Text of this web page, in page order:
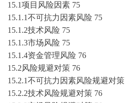
15.1项目风险因素 75
15.1.1不可抗力因素风险 75
15.1.2技术风险 75
15.1.3市场风险 75
15.1.4资金管理风险 76
15.2风险规避对策 76
15.2.1不可抗力因素风险规避对策
15.2.2技术风险规避对策 76